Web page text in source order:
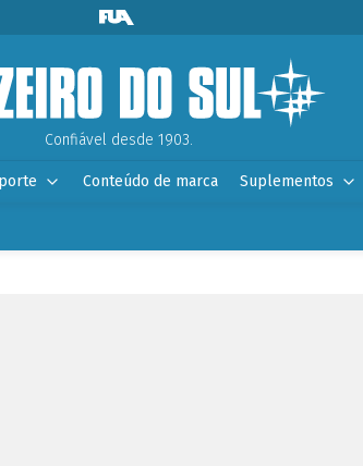
Confiável desde 1903.
Conteúdo de marca Suplementos